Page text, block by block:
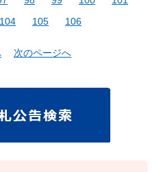
104 105 106
次のページへ